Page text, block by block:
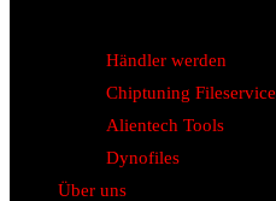
Händler werden
Chiptuning Fileservice
Alientech Tools
Dynofiles
Über uns